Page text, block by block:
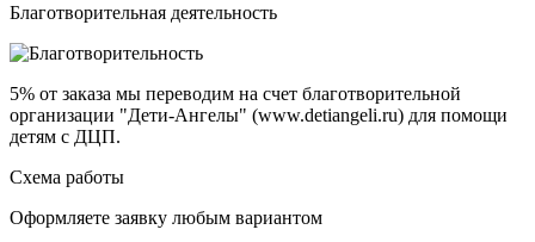
Благотворительная деятельность
5% от заказа мы переводим на счет благотворительной
организации "Дети-Ангелы" (www.detiangeli.ru) для помощи
детям с ДЦП.
Схема работы
Оформляете заявку любым вариантом